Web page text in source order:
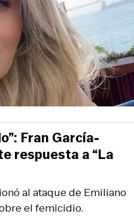
al ataque de Emiliano
el femicidio.
Fran García-
respuesta a “La